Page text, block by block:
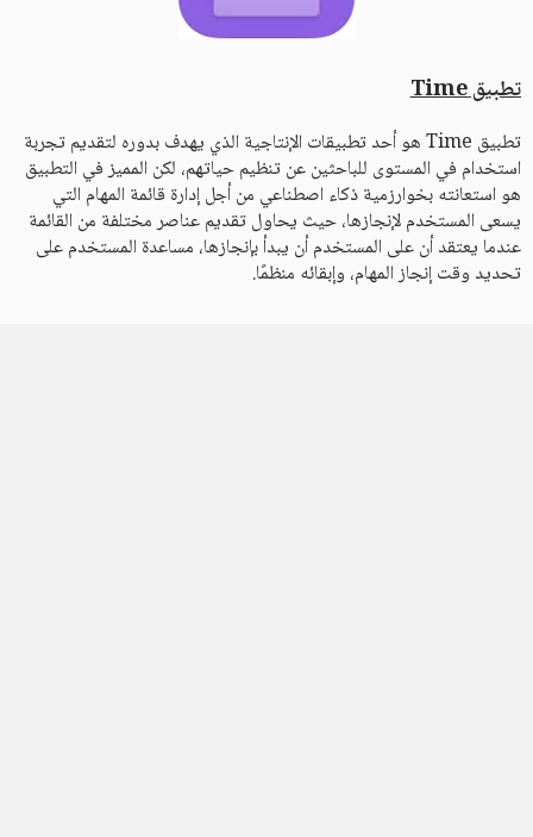
تطبيق Time
تطبيق Time هو أحد تطبيقات الإنتاجية الذي يهدف بدوره لتقديم تجربة
استخدام في المستوى للباحثين عن تنظيم حياتهم، لكن المميز في التطبيق
هو استعانته بخوارزمية ذكاء اصطناعي من أجل إدارة قائمة المهام التي
يسعى المستخدم لإنجازها، حيث يحاول تقديم عناصر مختلفة من القائمة
عندما يعتقد أن على المستخدم أن يبدأ بإنجازها، مساعدة المستخدم على
تحديد وقت إنجاز المهام، وإبقائه منظمًا.